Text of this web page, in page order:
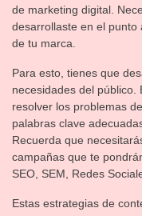
de marketing digital.
desarrollaste en el
de tu marca.
Para esto, tienes que
necesidades del
resolver los problemas
palabras clave
Recuerda que
campañas que te
SEO, SEM, Redes
Estas estrategias de